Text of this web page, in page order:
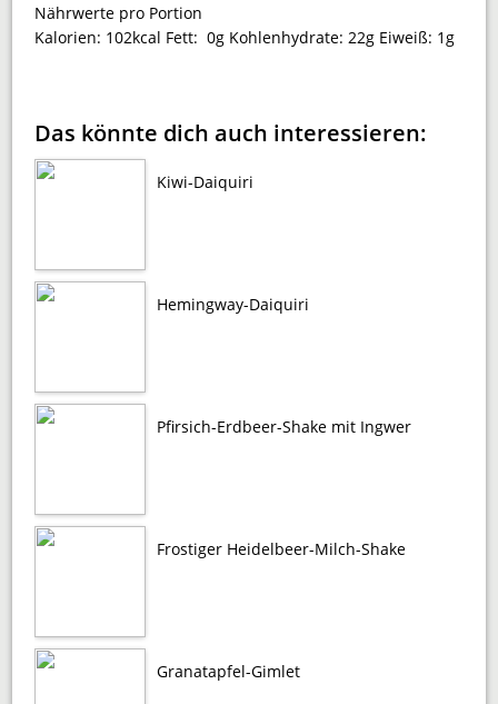
Nährwerte pro Portion
Kalorien: 102kcal Fett: 0g Kohlenhydrate:22g Eiweiß: 1g
Das könnte dich auch interessieren:
Kiwi-Daiquiri
Hemingway-Daiquiri
Pfirsich-Erdbeer-Shake mit Ingwer
Frostiger Heidelbeer-Milch-Shake
Granatapfel-Gimlet